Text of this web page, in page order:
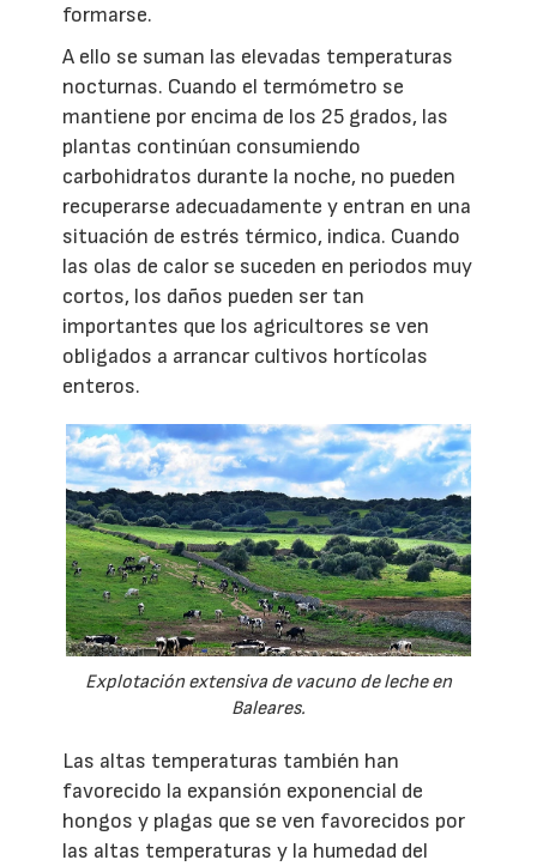
formarse.
A ello se suman las elevadas temperaturas
nocturnas. Cuando el termómetro se
mantiene por encima de los 25 grados, las
plantas continúan consumiendo
carbohidratos durante la noche, no pueden
recuperarse adecuadamente y entran en una
situación de estrés térmico, indica. Cuando
las olas de calor se suceden en periodos muy
cortos, los daños pueden ser tan
importantes que los agricultores se ven
obligados a arrancar cultivos hortícolas
enteros.
Explotación extensiva de vacuno de leche en
Baleares.
Las altas temperaturas también han
favorecido la expansión exponencial de
hongos y plagas que se ven favorecidos por
las altas temperaturas y la humedad del